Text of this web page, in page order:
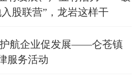
股联营”，龙岩这样干
航企业促发展——仑苍镇
服务活动